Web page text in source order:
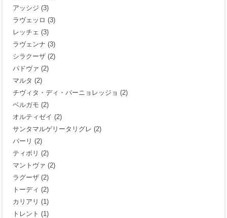
アッシジ (3)
ラヴェッロ (3)
レッチェ (3)
ラヴェンナ (3)
シラクーザ (2)
パドヴァ (2)
マルタ (2)
チヴィタ・ディ・バーニョレッジョ (2)
ベルガモ (2)
オルティゼイ (2)
サンタマルゲリータリグレ (2)
バーリ (2)
ティボリ (2)
マントヴァ (2)
ラグーザ (2)
トーディ (2)
カリアリ (1)
トレント (1)